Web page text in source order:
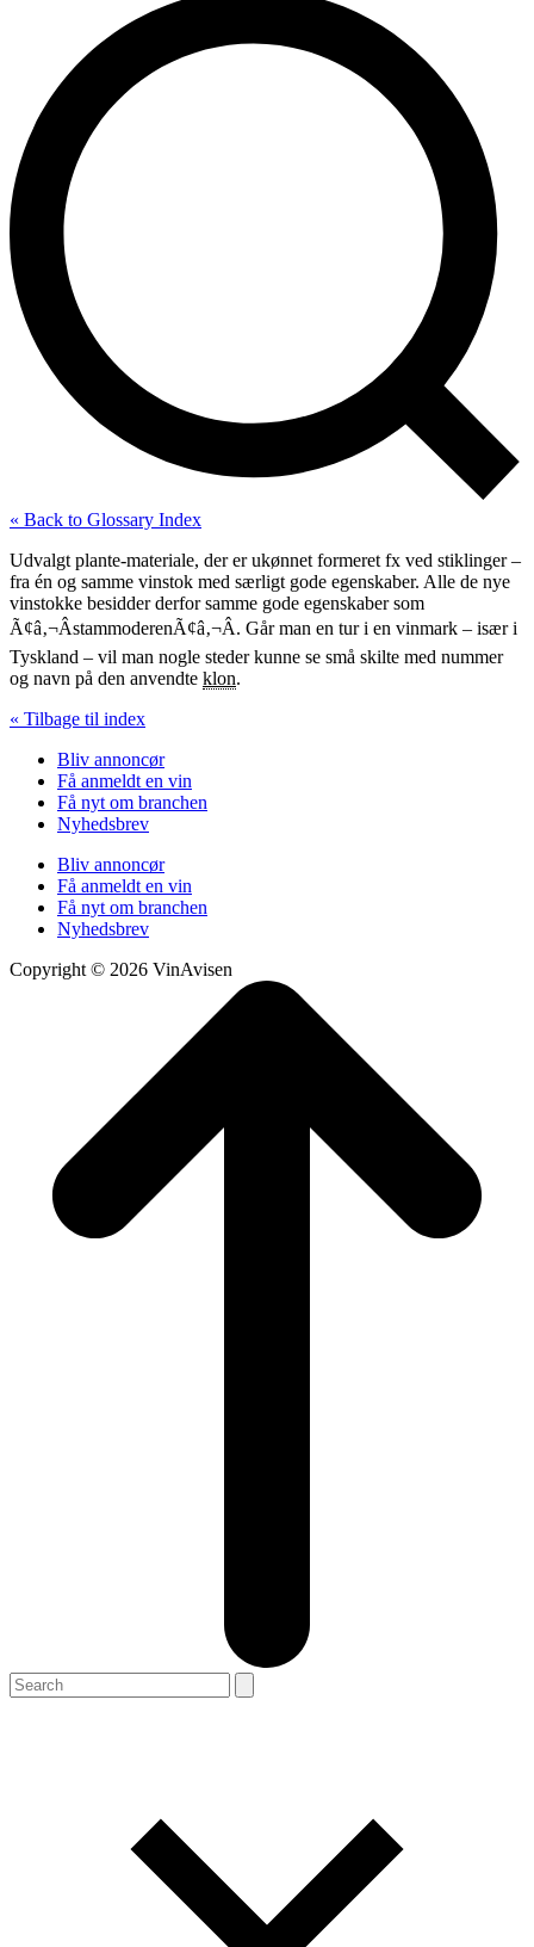
« Back to Glossary Index
Udvalgt plante-materiale, der er ukønnet formeret fx ved stiklinger –
fra én og samme vinstok med særligt gode egenskaber. Alle de nye
vinstokke besidder derfor samme gode egenskaber som
Ã¢â‚¬ÂstammoderenÃ¢â‚¬Â. Går man en tur i en vinmark – især i
Tyskland – vil man nogle steder kunne se små skilte med nummer
og navn på den anvendte klon.
« Tilbage til index
Bliv annoncør
Få anmeldt en vin
Få nyt om branchen
Nyhedsbrev
Bliv annoncør
Få anmeldt en vin
Få nyt om branchen
Nyhedsbrev
Copyright © 2026 VinAvisen